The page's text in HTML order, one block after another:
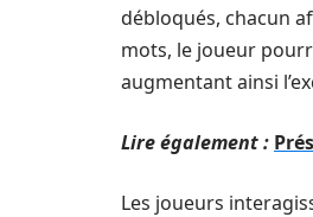
débloqués, chacun
mots, le joueur
augmentant ainsi
Lire également :
Les joueurs